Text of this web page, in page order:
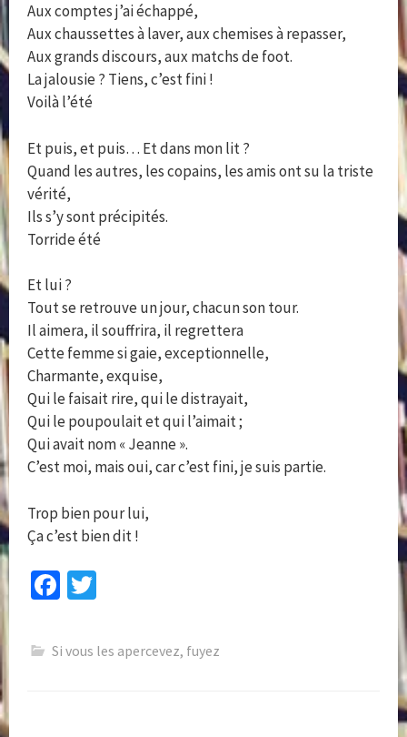
Aux comptes j’ai échappé,
Aux chaussettes à laver, aux chemises à repasser,
Aux grands discours, aux matchs de foot.
La jalousie ? Tiens, c’est fini !
Voilà l’été
Et puis, et puis… Et dans mon lit ?
Quand les autres, les copains, les amis ont su la triste
vérité,
Ils s’y sont précipités.
Torride été
Et lui ?
Tout se retrouve un jour, chacun son tour.
Il aimera, il souffrira, il regrettera
Cette femme si gaie, exceptionnelle,
Charmante, exquise,
Qui le faisait rire, qui le distrayait,
Qui le poupoulait et qui l’aimait ;
Qui avait nom « Jeanne ».
C’est moi, mais oui, car c’est fini, je suis partie.
Trop bien pour lui,
Ça c’est bien dit !
Fa
b tt
Si vous les apercevez, fuyez